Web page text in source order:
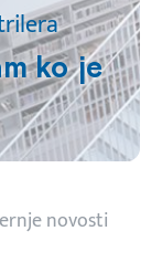
ko je
novosti